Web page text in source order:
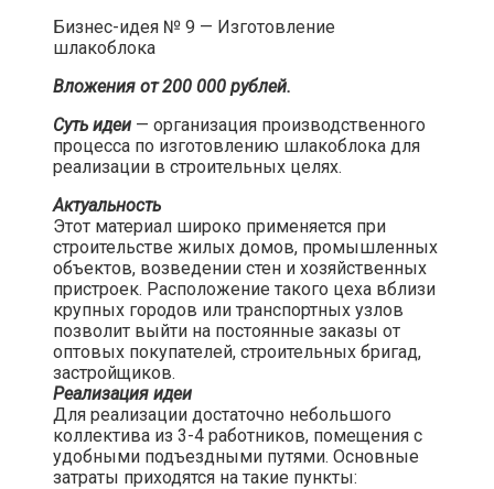
Бизнес-идея № 9 — Изготовление
шлакоблока​
Вложения от 200 000 рублей.
Суть идеи — организация производственного
процесса по изготовлению шлакоблока для
реализации в строительных целях.​
Актуальность
Этот материал широко применяется при
строительстве жилых домов, промышленных
объектов, возведении стен и хозяйственных
пристроек. Расположение такого цеха вблизи
крупных городов или транспортных узлов
позволит выйти на постоянные заказы от
оптовых покупателей, строительных бригад,
застройщиков.
Реализация идеи
Для реализации достаточно небольшого
коллектива из 3-4 работников, помещения с
удобными подъездными путями. Основные
затраты приходятся на такие пункты: